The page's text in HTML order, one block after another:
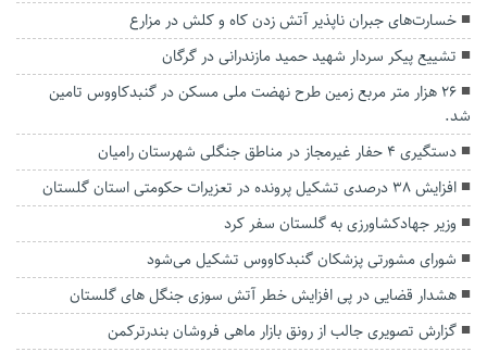
خسارت‌های جبران ناپذیر آتش زدن کاه و کلش در مزارع
تشییع پیکر سردار شهید حمید مازندرانی در گرگان
۲۶ هزار متر مربع زمین طرح نهضت ملی مسکن در گنبدکاووس تامین
شد.
دستگیری ۴ حفار غیرمجاز در مناطق جنگلی شهرستان رامیان
افزایش ۳۸ درصدی تشکیل پرونده در تعزیرات حکومتی استان گلستان
وزیر جهادکشاورزی به گلستان سفر کرد
شورای مشورتی پزشکان گنبدکاووس تشکیل می‌شود
هشدار قضایی در پی افزایش خطر آتش سوزی جنگل های گلستان
گزارش تصویری جالب از رونق بازار ماهی فروشان بندرترکمن